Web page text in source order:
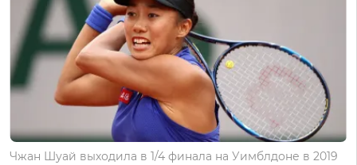
Чжан Шуай выходила в 1/4 финала на Уимблдоне в 2019